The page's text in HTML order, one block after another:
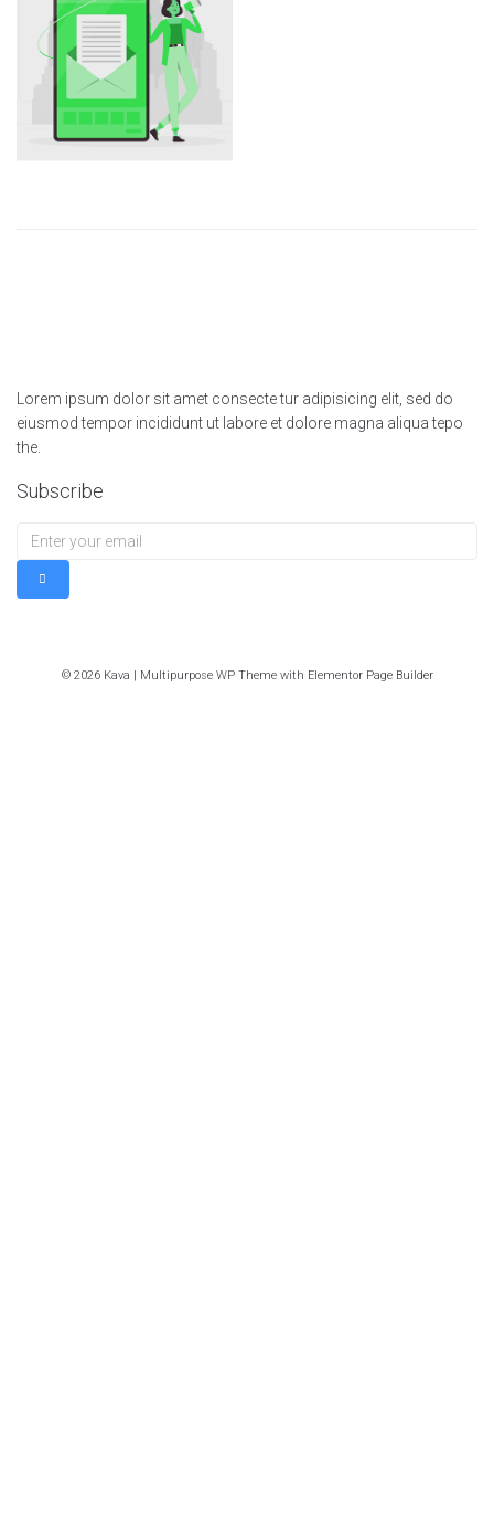
Lorem ipsum dolor sit amet consecte tur adipisicing elit, sed do
eiusmod tempor incididunt ut labore et dolore magna aliqua tepo
the.
Subscribe
© 2026 Kava | Multipurpose WP Theme with Elementor Page Builder